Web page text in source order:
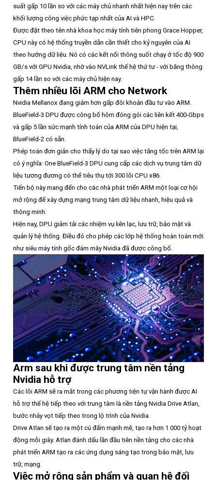
suất gấp 10 lần so với các máy chủ nhanh nhất hiện nay trên các
khối lượng công việc phức tạp nhất của AI và HPC.
Được đặt theo tên nhà khoa học máy tính tiên phong Grace Hopper,
CPU này có hệ thống truyền dẫn cần thiết cho kỷ nguyên của AI
theo hướng dữ liệu. Nó có các kết nối thông suốt chạy ở tốc độ 900
GB/s với GPU Nvidia, nhờ vào NVLink thế hệ thứ tư - với băng thông
gấp 14 lần so với các máy chủ hiện nay.
Thêm nhiều lõi ARM cho Network
Nvidia Mellanox đang giảm hơn gấp đôi khoản đầu tư vào ARM.
BlueField-3 DPU được công bố hôm đóng gói các liên kết 400-Gbps
và gấp 5 lần sức mạnh tính toán của ARM của DPU hiện tại,
BlueField-2 có sẵn.
Phép toán đơn giản cho thấy lý do tại sao việc tăng tốc trên ARM lại
có ý nghĩa: One BlueField-3 DPU cung cấp các dịch vụ trung tâm dữ
liệu tương đương có thể tiêu thụ tới 300 lõi CPU x86.
Tiến bộ này mang đến cho các nhà phát triển ARM một loại cơ hội
mở rộng để xây dựng mạng trung tâm dữ liệu nhanh, hiệu quả và
thông minh.
Hiện nay, DPU giảm tải các nhiệm vụ liên lạc, lưu trữ, bảo mật và
quản lý hệ thống. Điều đó cho phép các lớp hệ thống hoàn toàn mới
như siêu máy tính gốc đám mây Nvidia đã được công bố.
Arm sau khi được trung tâm nền tảng
Nvidia hỗ trợ
Các lõi ARM sẽ ra mắt trong các phương tiện tự vận hành được AI
hỗ trợ thế hệ tiếp theo với trung tâm là nền tảng Nvidia Drive Atlan,
bước nhảy vọt tiếp theo trong lộ trình của Nvidia.
Drive Atlan sẽ tạo ra một cú đấm mạnh mẽ, tạo ra hơn 1.000 tỷ hoạt
động mỗi giây. Atlan đánh dấu lần đầu tiên nền tảng cho các nhà
phát triển ARM tạo ra các ứng dụng sáng tạo trong bảo mật, lưu
trữ, mạng.
Việc mở rộng sản phẩm và quan hệ đối